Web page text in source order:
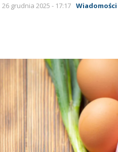
26 grudnia 2025 - 17:17 Wiadomości